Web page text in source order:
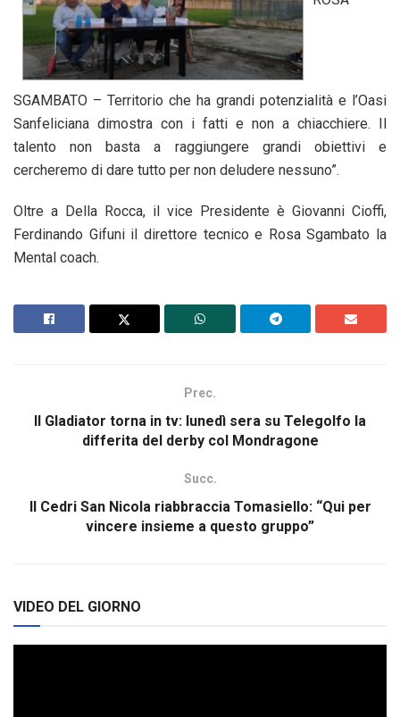
SGAMBATO – Territorio che ha grandi potenzialità e l’Oasi
Sanfeliciana dimostra con i fatti e non a chiacchiere. Il
talento non basta a raggiungere grandi obiettivi e
cercheremo di dare tutto per non deludere nessuno”.
Oltre a Della Rocca, il vice Presidente è Giovanni Cioffi,
Ferdinando Gifuni il direttore tecnico e Rosa Sgambato la
Mental coach.
Prec.
Il Gladiator torna in tv: lunedì sera su Telegolfo la
differita del derby col Mondragone
Succ.
Il Cedri San Nicola riabbraccia Tomasiello: “Qui per
vincere insieme a questo gruppo”
VIDEO DEL GIORNO